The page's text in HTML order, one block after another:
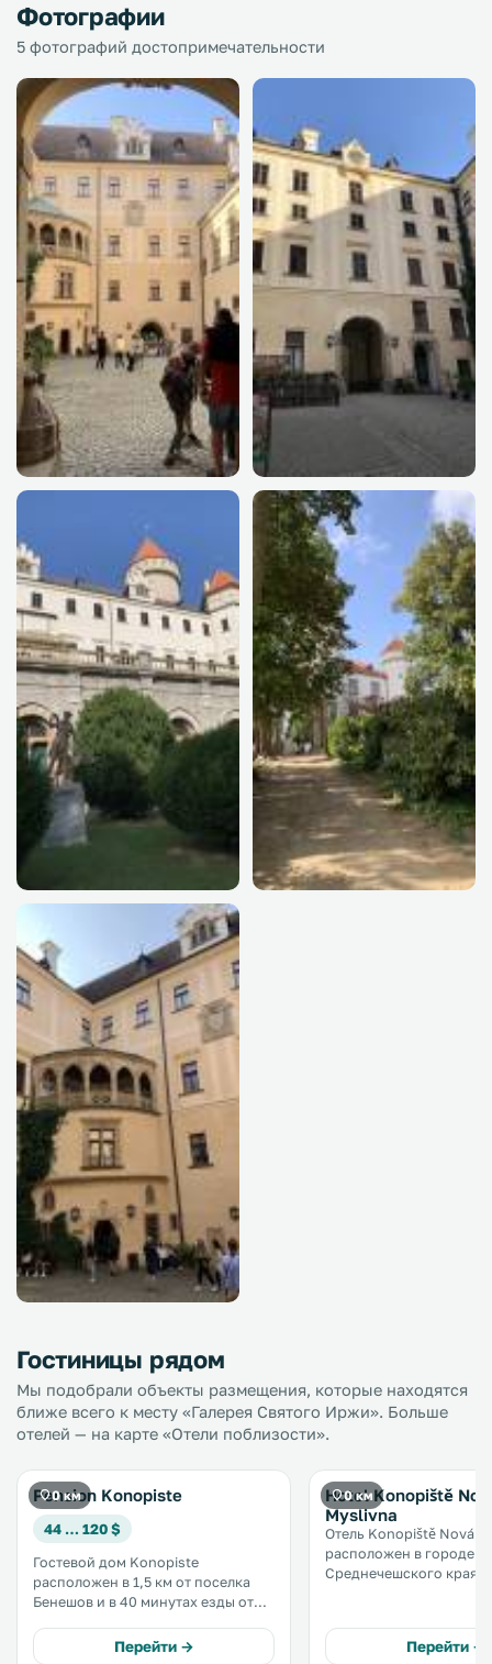
Фотографии
5 фотографий достопримечательности
Гостиницы рядом
Мы подобрали объекты размещения, которые находятся
ближе всего к месту «Галерея Святого Иржи». Больше
отелей — на карте «Отели поблизости».
0 км
Pension Konopiste
44 … 120 $
Гостевой дом Konopiste
расположен в 1,5 км от поселка
Бенешов и в 40 минутах езды от
современной собственной ванной
Перейти →
0 км
Hotel Konopiště
Myslivna
Отель Konopiště Nová
расположен в городе
Среднечешского края. К услугам
благоустроена детская
Перейти →